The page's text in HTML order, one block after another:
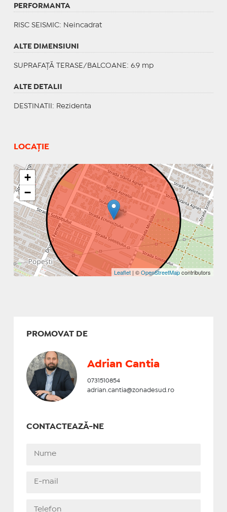
PERFORMANTA
RISC SEISMIC: Neincadrat
ALTE DIMENSIUNI
SUPRAFAȚĂ TERASE/BALCOANE: 6.9 mp
ALTE DETALII
DESTINATII : Rezidenta
LOCAȚIE
+
−
Leaflet | ©OpenStreetMapcontributors
PROMOVAT DE
Adrian Cantia
0731510854
adrian.cantia@zonadesud.ro
CONTACTEAZĂ-NE